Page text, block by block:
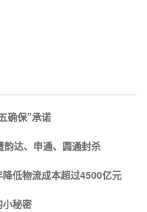
确保”承诺
韵达、申通、圆通封杀
低物流成本超过4500亿元
秘密